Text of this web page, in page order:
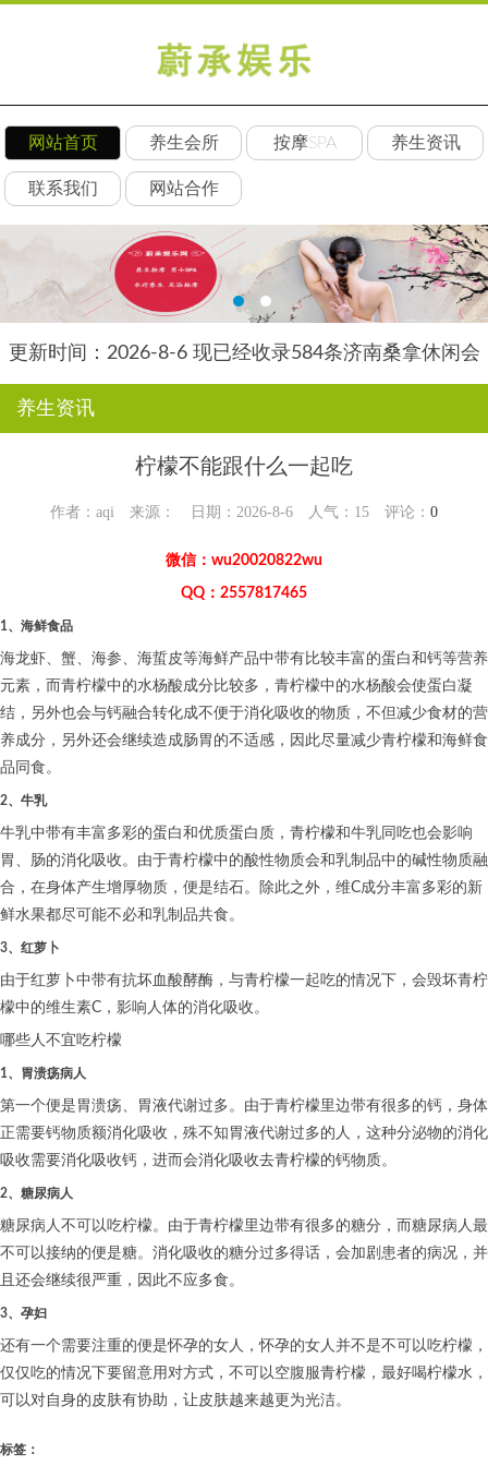
网站首页 养生会所 按摩SPA 养生资讯
联系我们 网站合作
更新时间：2026-8-6 现已经收录584条济南桑拿休闲会
养生资讯
柠檬不能跟什么一起吃
作者：aqi 来源： 日期：2026-8-6 人气： 15 评论： 0
微信：wu20020822wu
QQ：2557817465
1、海鲜食品
海龙虾、蟹、海参、海蜇皮等海鲜产品中带有比较丰富的蛋白和钙等营养
元素，而青柠檬中的水杨酸成分比较多，青柠檬中的水杨酸会使蛋白凝
结，另外也会与钙融合转化成不便于消化吸收的物质，不但减少食材的营
养成分，另外还会继续造成肠胃的不适感，因此尽量减少青柠檬和海鲜食
品同食。
2、牛乳
牛乳中带有丰富多彩的蛋白和优质蛋白质，青柠檬和牛乳同吃也会影响
胃、肠的消化吸收。由于青柠檬中的酸性物质会和乳制品中的碱性物质融
合，在身体产生增厚物质，便是结石。除此之外，维C成分丰富多彩的新
鲜水果都尽可能不必和乳制品共食。
3、红萝卜
由于红萝卜中带有抗坏血酸酵酶，与青柠檬一起吃的情况下，会毁坏青柠
檬中的维生素C，影响人体的消化吸收。
哪些人不宜吃柠檬
1、胃溃疡病人
第一个便是胃溃疡、胃液代谢过多。由于青柠檬里边带有很多的钙，身体
正需要钙物质额消化吸收，殊不知胃液代谢过多的人，这种分泌物的消化
吸收需要消化吸收钙，进而会消化吸收去青柠檬的钙物质。
2、糖尿病人
糖尿病人不可以吃柠檬。由于青柠檬里边带有很多的糖分，而糖尿病人最
不可以接纳的便是糖。消化吸收的糖分过多得话，会加剧患者的病况，并
且还会继续很严重，因此不应多食。
3、孕妇
还有一个需要注重的便是怀孕的女人，怀孕的女人并不是不可以吃柠檬，
仅仅吃的情况下要留意用对方式，不可以空腹服青柠檬，最好喝柠檬水，
可以对自身的皮肤有协助，让皮肤越来越更为光洁。
标签：